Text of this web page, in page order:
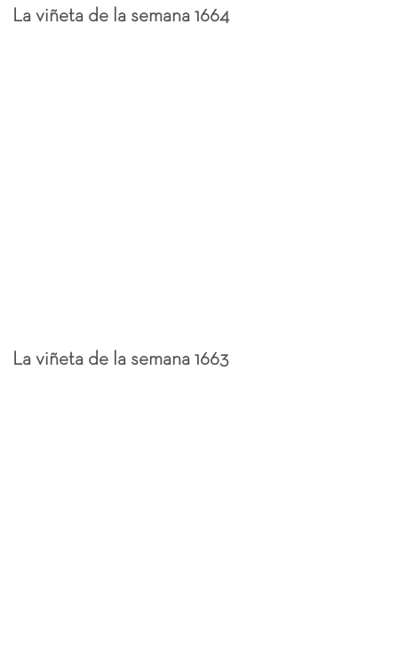
La viñeta de la semana 1664
La viñeta de la semana 1663